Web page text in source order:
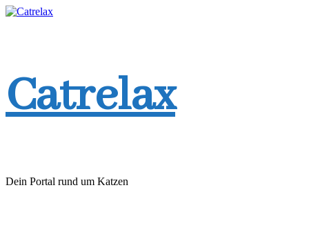
Zum
Catrelax
Dein Portal rund um Katzen